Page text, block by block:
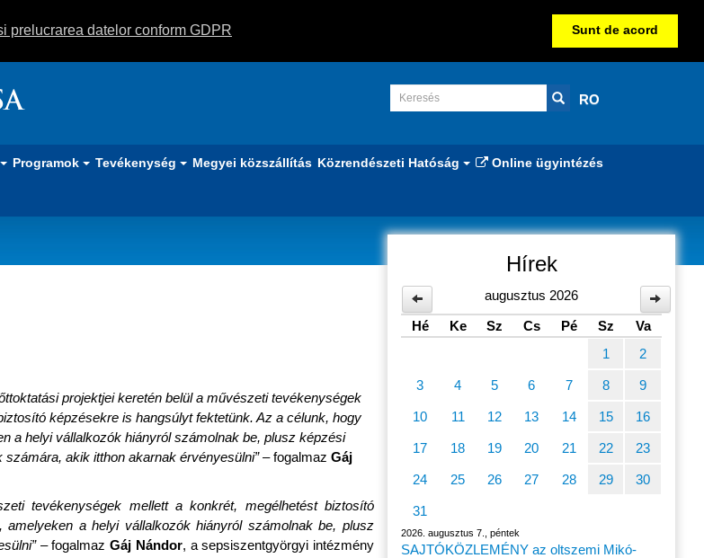
prelucrarea datelor conform GDPR Sunt de acord
RO
Programok Tevékenység Megyei közszállítás Közrendészeti Hatóság Online ügyintézés
projektjei keretén belül a művészeti tevékenységek
képzésekre is hangsúlyt fektetünk. Az a célunk, hogy
a helyi vállalkozók hiányról számolnak be, plusz képzési
akik itthon akarnak érvényesülni”– fogalmaz Gáj
tevékenységek mellett a konkrét, megélhetést biztosító
a helyi vállalkozók hiányról számolnak be, plusz
– fogalmaz Gáj Nándor, a sepsiszentgyörgyi intézmény
Hírek
augusztus 2026
Hé
Ke Sz Cs Pé Sz
Va
1
2
3 4 5 6 7 8 9
10 11 12 13 14 15 16
17 18 19 20 21 22 23
24 25 26 27 28 29 30
31
2026. augusztus 7., péntek
SAJTÓKÖZLEMÉNY az oltszemi Mikó-